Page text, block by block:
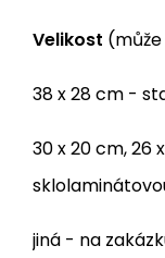
Velikost
38 x 28 cm -
30 x 20 cm, 26
jiná - na